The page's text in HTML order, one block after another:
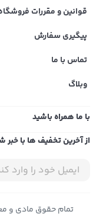
قوانین و مقررات فروشگاه
پیگیری سفارش
تماس با ما
وبلاگ
با ما همراه باشید
از آخرین تخفیف ها با خبر
تمام حقوق مادی و